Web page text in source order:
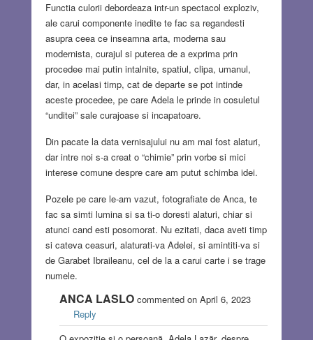
Functia culorii debordeaza intr-un spectacol exploziv,
ale carui componente inedite te fac sa regandesti
asupra ceea ce inseamna arta, moderna sau
modernista, curajul si puterea de a exprima prin
procedee mai putin intalnite, spatiul, clipa, umanul,
dar, in acelasi timp, cat de departe se pot intinde
aceste procedee, pe care Adela le prinde in cosuletul
“unditei” sale curajoase si incapatoare.
Din pacate la data vernisajului nu am mai fost alaturi,
dar intre noi s-a creat o “chimie” prin vorbe si mici
interese comune despre care am putut schimba idei.
Pozele pe care le-am vazut, fotografiate de Anca, te
fac sa simti lumina si sa ti-o doresti alaturi, chiar si
atunci cand esti posomorat. Nu ezitati, daca aveti timp
si cateva ceasuri, alaturati-va Adelei, si amintiti-va si
de Garabet Ibraileanu, cel de la a carui carte i se trage
numele.
ANCA LASLOcommented on April 6, 2023
Reply